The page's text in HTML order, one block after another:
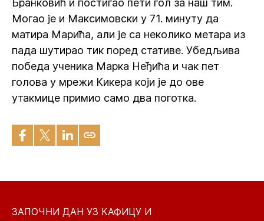
Бранковић и постигао пети гол за наш тим.
Могао је и Максимовски у 71. минуту да
матира Марића, али је са неколико метара из
пада шутирао тик поред стативе. Убедљива
победа ученика Марка Неђића и чак пет
голова у мрежи Кикера који је до ове
утакмице примио само два поготка.
ЗАПОЧНИ ДАН УЗ КАФИЦУ И